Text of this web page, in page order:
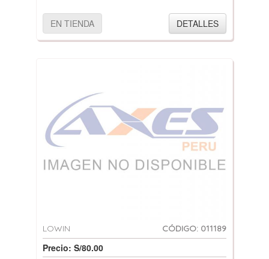
EN TIENDA DETALLES
LOWIN CÓDIGO: 011189
Precio: S/80.00